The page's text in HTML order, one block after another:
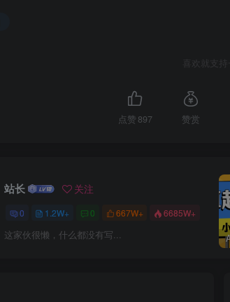
喜欢就支
点赞 897 赞赏
站长 关注
0 1.2W+ 0 667W+ 6685W+
这家伙很懒，什么都没有写...